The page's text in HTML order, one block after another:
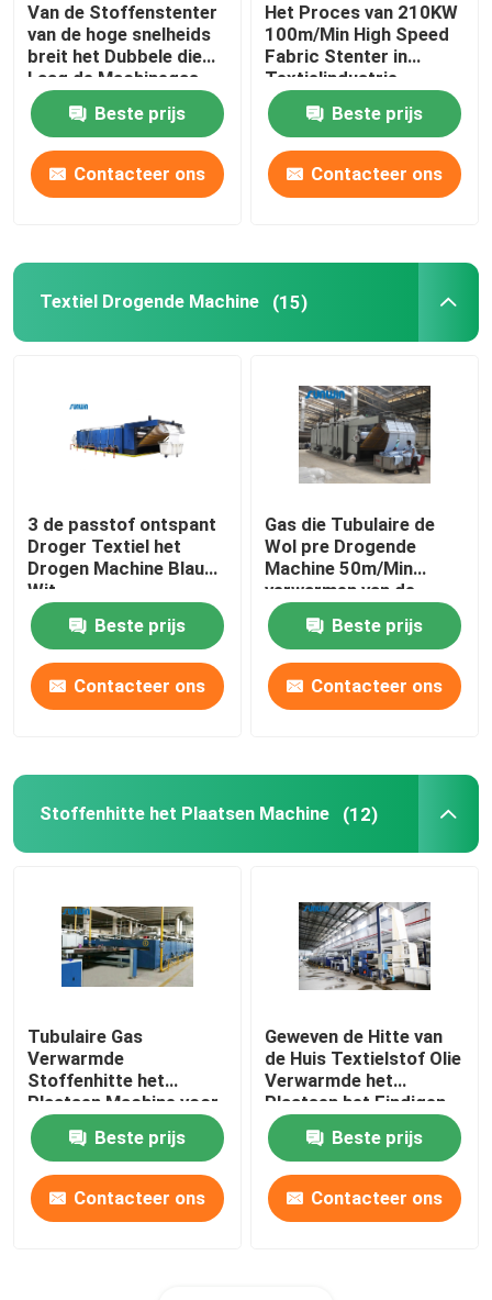
Textiel het Eindigen Machine
De Machine van het spanmachinekader
textiel vervende machine
Tuimel Drogende Machine
Ontspan Drogere Machine
Van de Stoffenstenter
van de hoge snelheids
breit het Dubbele die
Laag de Machinegas
wordt verwarmd voor
Stof
Beste prijs
Contacteer ons
Het Proces van 210KW
100m/Min High Speed
Fabric Stenter in
Textielindustrie
2800mm
Beste prijs
Contacteer ons
Textiel Drogende Machine (15)
3 de passtof ontspant
Droger Textiel het
Drogen Machine Blauw
Wit
Beste prijs
Contacteer ons
Gas die Tubulaire de
Wol pre Drogende
Machine 50m/Min
verwarmen van de
Stoffen Drogere
MachineBeste prijs
Contacteer ons
Stoffenhitte het Plaatsen Machine (12)
Tubulaire Gas
Verwarmde
Stoffenhitte het
Plaatsen Machine voor
Handdoekstoffen
2200mmBeste prijs
Contacteer ons
Geweven de Hitte van
de Huis Textielstof Olie
Verwarmde het
Plaatsen het Eindigen
Stenter Machine
Beste prijs
Contacteer ons